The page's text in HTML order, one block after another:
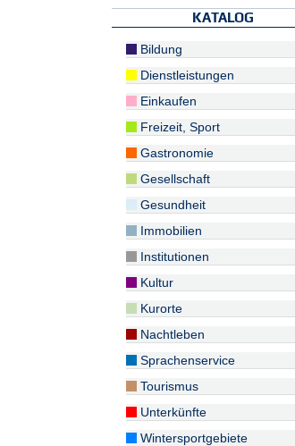
KATALOG
Bildung
Dienstleistungen
Einkaufen
Freizeit, Sport
Gastronomie
Gesellschaft
Gesundheit
Immobilien
Institutionen
Kultur
Kurorte
Nachtleben
Sprachenservice
Tourismus
Unterkünfte
Wintersportgebiete